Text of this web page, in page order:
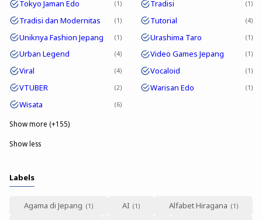
Tokyo Jaman Edo 1 Tradisi 1
Tradisi dan Modernitas 1 Tutorial 4
Uniknya Fashion Jepang 1 Urashima Taro 1
Urban Legend 4 Video Games Jepang 1
Viral 4 Vocaloid 1
VTUBER 2 Warisan Edo 1
Wisata 6
Show more (+155)
Show less
Labels
Agama di Jepang AI
Alfabet Hiragana